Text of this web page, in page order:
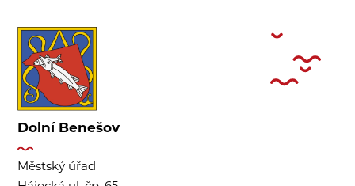
Dolní Benešov
Městský úřad